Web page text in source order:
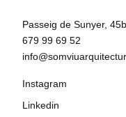
Passeig de Sunyer,
679 99 69 52
Instagram
Linkedin